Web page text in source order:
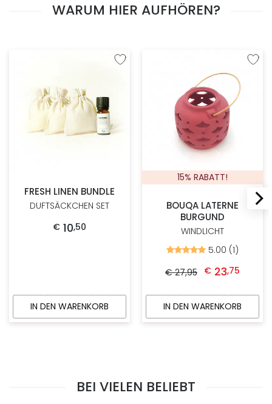
WARUM HIER AUFHÖREN?
Zur Wunschliste hinzufügen
FRESH LINEN BUNDLE
DUFTSÄCKCHEN SET
€ 10,50
IN DEN WARENKORB
Zur
15% RABATT!
BOUQA LATERNE
BURGUND
WINDLICHT
Bewertet
5.00
von
5.00 (1)
€ 27,95
Ursprünglicher Preis war: € 27,95
€ 23,75
IN DEN WARENKORB
BEI VIELEN BELIEBT